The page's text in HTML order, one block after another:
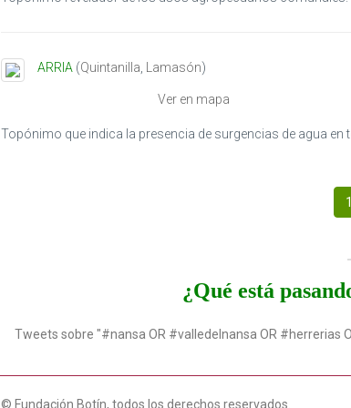
ARRIA (Quintanilla Lamasón)
Ver en mapa
Topónimo que indica la presencia de surgencias de agua en
1
¿Qué está
Tweets sobre "#nansa OR #valledelnansa OR #herrerias
© Fundación Botín, todos los derechos reservados.